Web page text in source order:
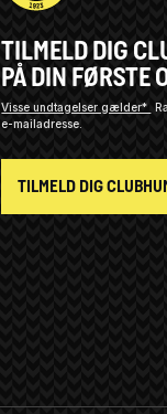
TILMELD DIG
PÅ DIN FØRSTE
Visse undtagelser gælder*
e-mailadresse.
TILMELD DIG